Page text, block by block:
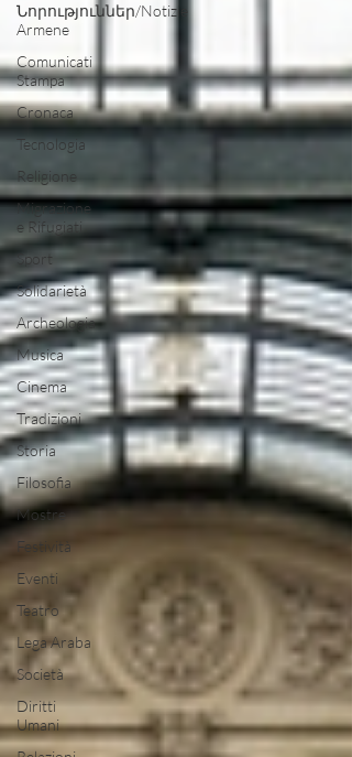
Նորություններ/Notizie
Armene
Comunicati
Stampa
Cronaca
Tecnologia
Religione
Migrazione
e Rifugiati
Sport
Solidarietà
Archeologia
Musica
Cinema
Tradizioni
Storia
Filosofia
Mostre
Festività
Eventi
Teatro
Lega Araba
Società
Diritti
Umani